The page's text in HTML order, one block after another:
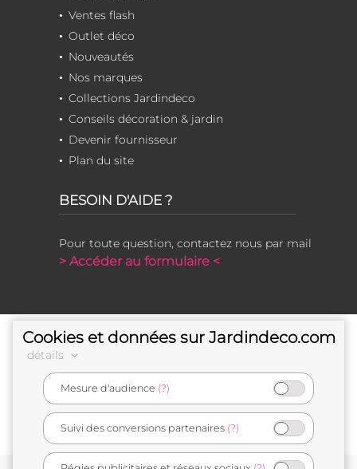
Ventes flash
Outlet déco
Nouveautés
Nos marques
Collections Jardindeco
Conseils décoration & jardin
Devenir fournisseur
Plan du site
BESOIN D'AIDE ?
Pour toute question, contactez nous par mail
> Accéder au formulaire <
e-commerçant français
Cookies et données sur Jardindeco.com
détails
Mesure d'audience (?)
Suivi des conversions partenaires (?)